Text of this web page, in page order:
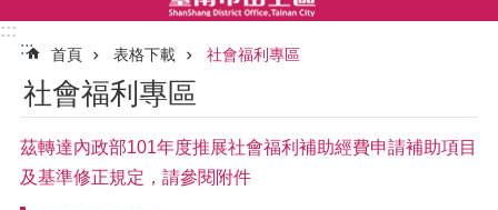
:::
:::
首頁 表格下載 社會福利專區
社會福利專區
茲轉達內政部101年度推展社會福利補助經費申請補助項目
及基準修正規定，請參閱附件